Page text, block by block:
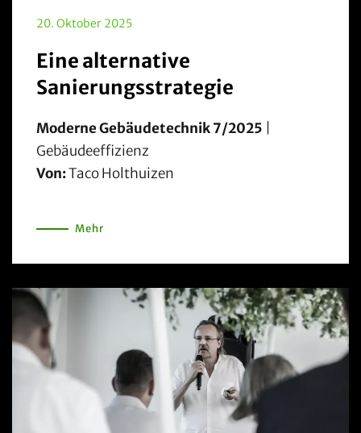
20. Oktober 2025
Eine alternative
Sanierungsstrategie
Moderne Gebäudetechnik 7/2025
Gebäudeeffizienz
Von:Taco Holthuizen
Mehr